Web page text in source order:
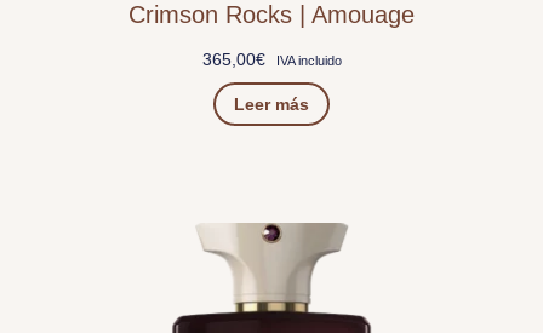
Crimson Rocks | Amouage
365,00€ IVA incluido
Leer más